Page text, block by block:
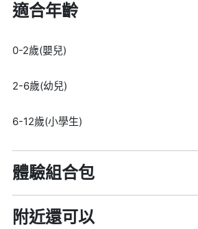
適合年齡
0-2歲(嬰兒)
2-6歲(幼兒)
6-12歲(小學生)
體驗組合包
附近還可以